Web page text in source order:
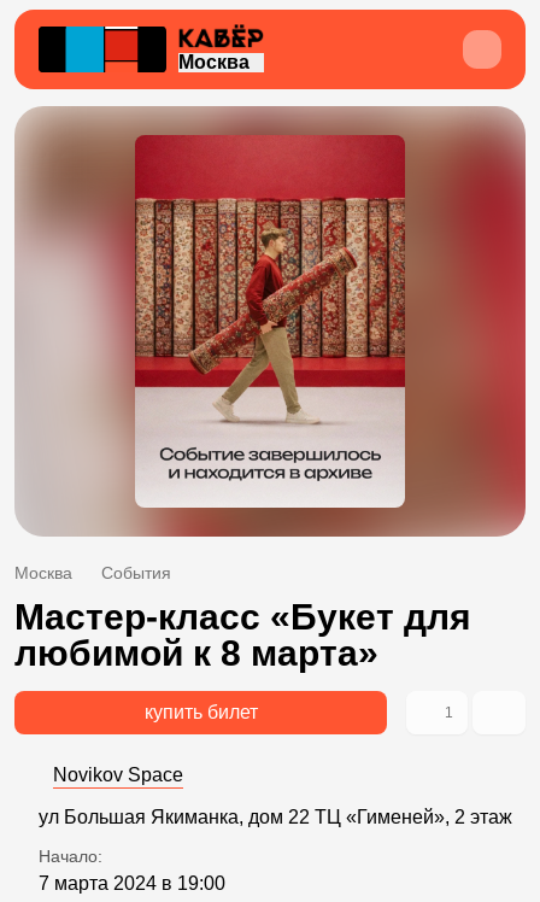
Москва
Москва События
Мастер-класс «Букет для
любимой к 8 марта»
купить билет 1
Novikov Space
ул Большая Якиманка, дом 22 ТЦ «Гименей», 2 этаж
Начало:
7 марта 2024 в 19:00